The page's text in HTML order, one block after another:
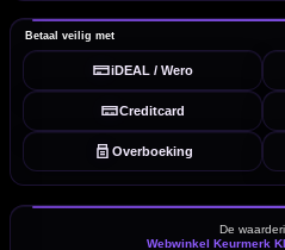
Betaal veilig met
iDEAL / Wero
Creditcard
Overboeking
De
Webwinkel Keurmerk